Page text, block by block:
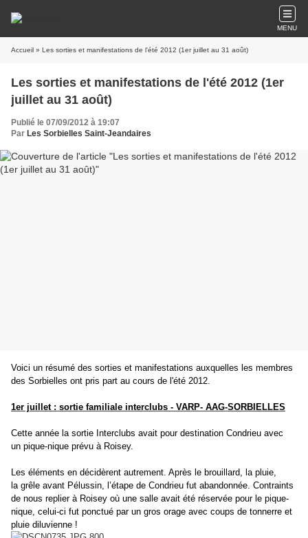
MENU
Accueil » Les sorties et manifestations de l'été 2012 (1er juillet au 31 août)
Les sorties et manifestations de l'été 2012 (1er
juillet au 31 août)
Publié le 07/09/2012 à 19:07
Par Les Sorbielles Saint-Jeandaires
Voici un résumé des sorties et manifestations auxquelles les membres
des Sorbielles ont pris part au cours de l'été 2012.
1er juillet : sortie familiale interclubs - VARP- AAG-SORBIELLES
Cette année la sortie Interclubs avait pour destination Condrieu avec
un pique-nique prévu à Roisey.
Les éléments en décidèrent autrement. Après le brouillard, la pluie,
la grêle avant Pélussin, l’étape de Condrieu fut abandonnée. Contraints
de nous replier à Roisey où une salle avait été réservée pour le pique-
nique, celui-ci fut ponctué par un gros orage avec coups de tonnerre et
pluie diluvienne !